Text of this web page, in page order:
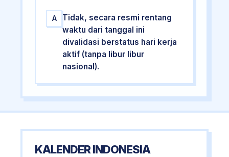
A
Tidak, secara resmi rentang
waktu dari tanggal ini
divalidasi berstatus hari kerja
aktif (tanpa libur libur
nasional).
KALENDER INDONESIA